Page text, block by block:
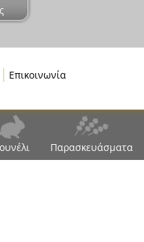
Επικοινωνία
Παρασκευάσματα